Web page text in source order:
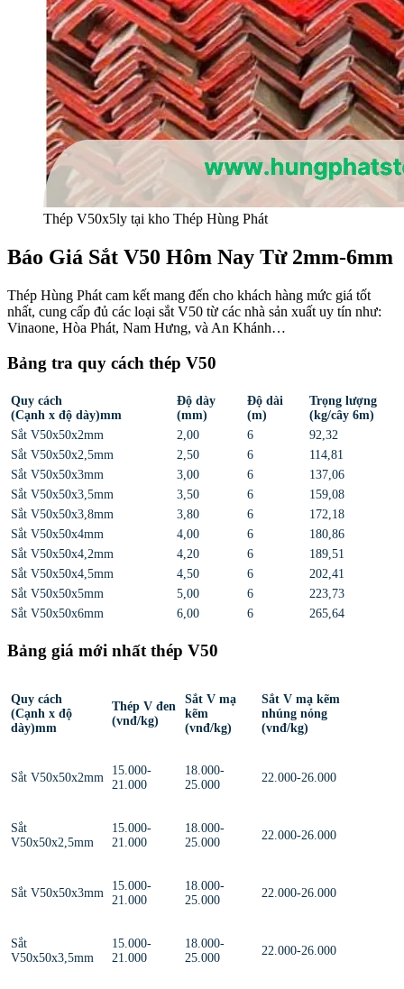
Thép V50x5ly tại kho Thép Hùng Phát
Báo Giá Sắt V50 Hôm Nay Từ 2mm-6mm
Thép Hùng Phát cam kết mang đến cho khách hàng mức giá tốt
nhất, cung cấp đủ các loại sắt V50 từ các nhà sản xuất uy tín như:
Vinaone, Hòa Phát, Nam Hưng, và An Khánh…
Bảng tra quy cách thép V50
Quy cách
(Cạnh x độ dày)mm
Độ dày
(mm)
Độ dài
(m)
Trọng lượng
(kg/cây 6m)
Sắt V50x50x2mm
2,00 6
92,32
Sắt V50x50x2,5mm
2,50 6
114,81
Sắt V50x50x3mm
3,00 6
137,06
Sắt V50x50x3,5mm
3,50 6
159,08
Sắt V50x50x3,8mm
3,80 6
172,18
Sắt V50x50x4mm
4,00 6
180,86
Sắt V50x50x4,2mm
4,20 6
189,51
Sắt V50x50x4,5mm
4,50 6
202,41
Sắt V50x50x5mm
5,00 6
223,73
Sắt V50x50x6mm
6,00 6 265,64
Bảng giá mới nhất thép V50
Quy cách
(Cạnh x độ
dày)mm
Thép V đen
(vnđ/kg)
Sắt V mạ
kẽm
(vnđ/kg)
Sắt V mạ kẽm
nhúng nóng
(vnđ/kg)
Sắt V50x50x2mm
15.000-
21.000
18.000-
25.000
22.000-26.000
Sắt
V50x50x2,5mm
15.000-
21.000
18.000-
25.000
22.000-26.000
Sắt V50x50x3mm
15.000-
21.000
18.000-
25.000
22.000-26.000
Sắt
V50x50x3,5mm
15.000-
21.000
18.000-
25.000
22.000-26.000